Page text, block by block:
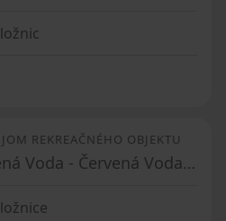
REKREAČNÉHO OBJEKTU
Červená Voda - Červená Voda, Pardubický kraj